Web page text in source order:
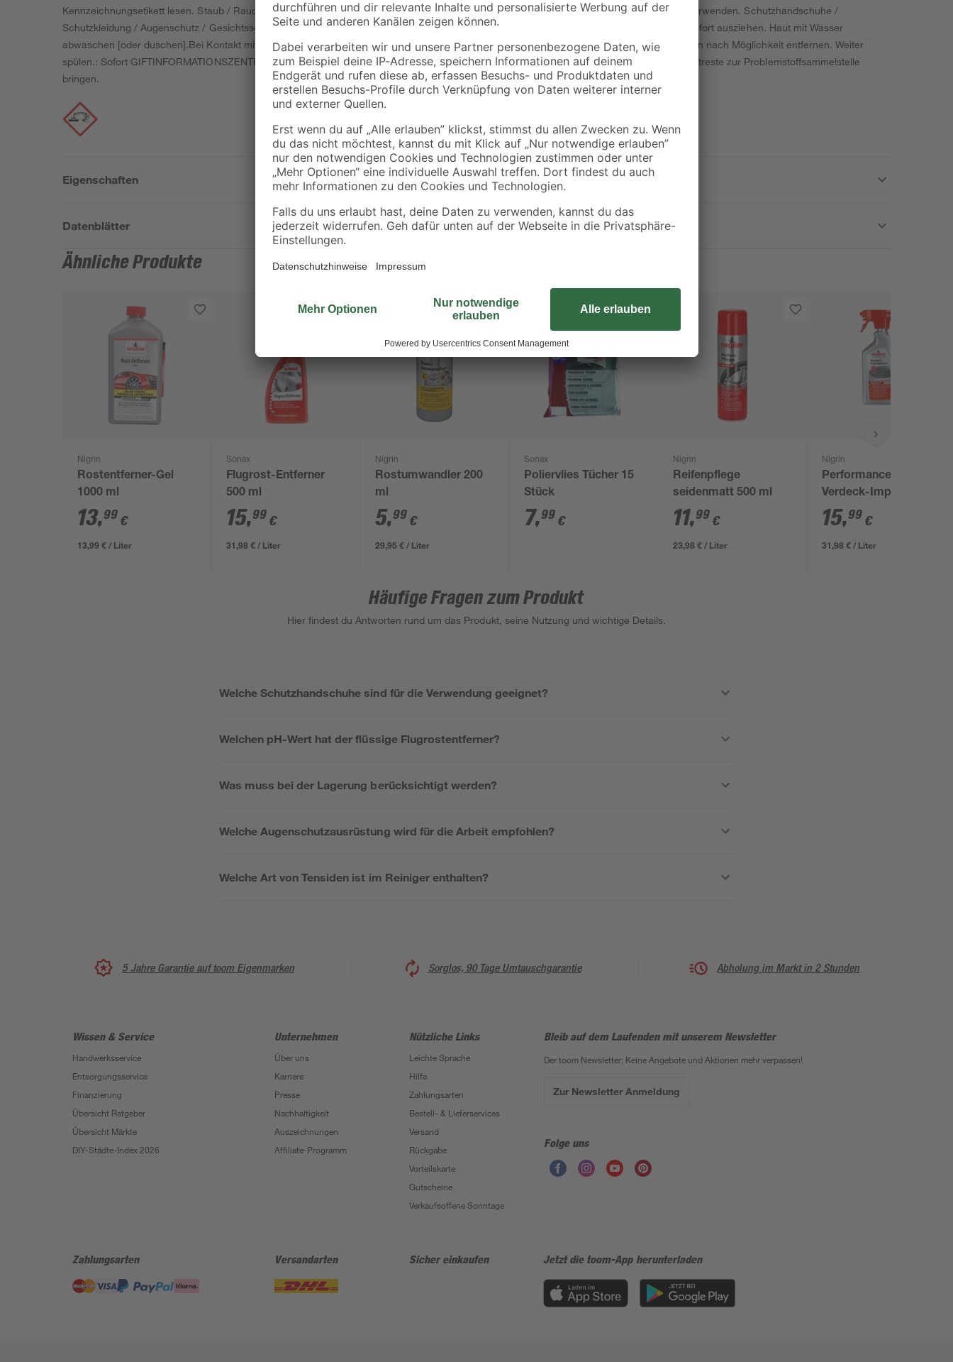
Kennzeichnungsetikett lesen. Staub / Rauch / Gas / Nebel / Dampf / Aerosol nicht einatmen. Nur im Freien oder in gut belüfteten Räumen verwenden. Schutzhandschuhe /
Schutzkleidung / Augenschutz / Gesichtsschutz tragen. Bei Berührung mit der Haut [oder dem Haar]: Alle kontaminierten Kleidungsstücke sofort ausziehen. Haut mit Wasser
abwaschen [oder duschen].Bei Kontakt mit den Augen: Einige Minuten lang behutsam mit Wasser spülen. Eventuell vorhandene Kontaktlinsen nach Möglichkeit entfernen. Weiter
spülen.: Sofort GIFTINFORMATIONSZENTRUM/Arzt anrufenBehälter nur völlig restentleert der Wertstoffsammlung zuführen! Größere Produktreste zur Problemstoffsammelstelle
bringen.
Eigenschaften
Datenblätter
Ähnliche Produkte
Nigrin
Rostentferner-Gel
1000 ml
13,99 €
13,99 € / Liter
Sonax
Flugrost-Entferner
500 ml
15,99 €
31,98 € / Liter
Nigrin
Rostumwandler 200
ml
5,99 €
29,95 € / Liter
Sonax
Poliervlies Tücher 15
Stück
7,99 €
Nigrin
Reifenpflege
seidenmatt 500 ml
11,99 €
23,98 € / Liter
Nigrin
Performance
Verdeck-Imprägnierer
500 ml
15,99 €
31,98 € / Liter
Häufige Fragen zum Produkt
Hier findest du Antworten rund um das Produkt, seine Nutzung und wichtige Details.
Welche Schutzhandschuhe sind für die Verwendung geeignet?
Welchen pH-Wert hat der flüssige Flugrostentferner?
Was muss bei der Lagerung berücksichtigt werden?
Welche Augenschutzausrüstung wird für die Arbeit empfohlen?
Welche Art von Tensiden ist im Reiniger enthalten?
5 Jahre Garantie auf toom Eigenmarken Sorglos, 90 Tage Umtauschgarantie Abholung im Markt in 2 Stunden
Wissen & Service
Handwerksservice
Entsorgungsservice
Finanzierung
Übersicht Ratgeber
Übersicht Märkte
DIY-Städte-Index 2026
Unternehmen
Über uns
Karriere
Presse
Nachhaltigkeit
Auszeichnungen
Affiliate-Programm
Nützliche Links
Leichte Sprache
Hilfe
Zahlungsarten
Bestell- & Lieferservices
Versand
Rückgabe
Vorteilskarte
Gutscheine
Verkaufsoffene Sonntage
Bleib auf dem Laufenden mit unserem Newsletter
Der toom Newsletter: Keine Angebote und Aktionen mehr verpassen!
Zur Newsletter Anmeldung
Folge uns
Zahlungsarten Versandarten Sicher einkaufen Jetzt die toom-App herunterladen